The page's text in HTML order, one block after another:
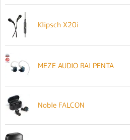
Klipsch X20i
MEZE AUDIO RAI PENTA
Noble FALCON